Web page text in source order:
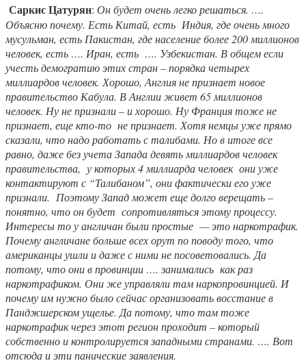
Саркис Цатурян: Он будет очень легко решаться. ….
Объясню почему. Есть Китай, есть Индия, где очень много
мусульман, есть Пакистан, где население более 200 миллионов
человек, есть …. Иран, есть …. Узбекистан. В общем если
учесть демогратию этих стран – порядка четырех
миллиардов человек. Хорошо, Англия не признает новое
правительство Кабула. В Англии живет 65 миллионов
человек. Ну не признали – и хорошо. Ну Франция тоже не
признает, еще кто-то не признает. Хотя немцы уже прямо
сказали, что надо работать с талибами. Но в итоге все
равно, даже без учета Запада девять миллиардов человек
правительства, у которых 4 миллиарда человек они уже
контактируют с “Талибаном”, они фактически его уже
признали. Поэтому Запад может еще долго верещать –
понятно, что он будет сопротивляться этому процессу.
Интересы то у англичан были простые — это наркотрафик.
Почему англичане больше всех орут по поводу того, что
американцы ушли и даже с ними не посоветовались. Да
потому, что они в провинции …. занимались как раз
наркотрафиком. Они же управляли там наркопровинцией. И
почему им нужно было сейчас организовать восстание в
Панджшерском ущелье. Да потому, что там тоже
наркотрафик через этот регион проходит – который
собственно и контролируется западными странами. …. Вот
отсюда и эти панические заявления.